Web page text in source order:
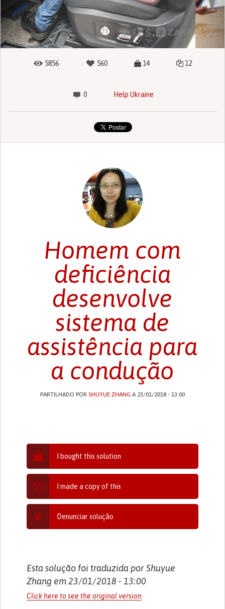
5856 560 14 12
0 Help Ukraine
Homem com
deficiência
desenvolve
sistema de
assistência para
a condução
PARTILHADO POR SHUYUE ZHANG A 23/01/2018 - 13:00
I bought this solution
I made a copy of this
Denunciar solução
Esta solução foi traduzida por Shuyue
Zhang em 23/01/2018 - 13:00
Click here to see the original version